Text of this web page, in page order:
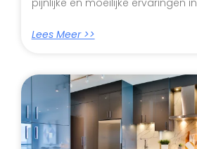
pijnlijke en moeilijke ervaringen in
Lees Meer >>